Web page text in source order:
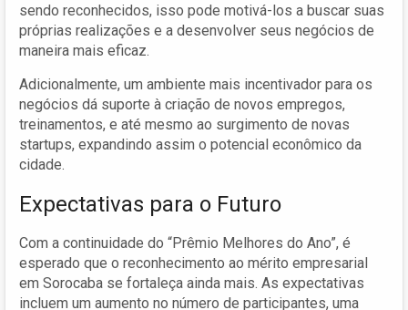
sendo reconhecidos, isso pode motivá-los a buscar suas
próprias realizações e a desenvolver seus negócios de
maneira mais eficaz.
Adicionalmente, um ambiente mais incentivador para os
negócios dá suporte à criação de novos empregos,
treinamentos, e até mesmo ao surgimento de novas
startups, expandindo assim o potencial econômico da
cidade.
Expectativas para o Futuro
Com a continuidade do “Prêmio Melhores do Ano”, é
esperado que o reconhecimento ao mérito empresarial
em Sorocaba se fortaleça ainda mais. As expectativas
incluem um aumento no número de participantes, uma